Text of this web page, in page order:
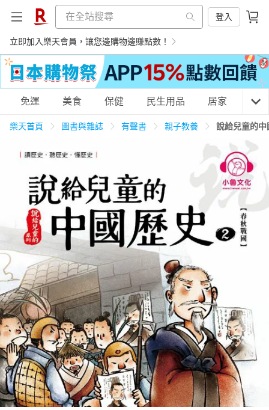
登入
立即加入樂天會員，讓您邊購物邊賺點數！
購物網分類
天天免運 美食蛋糕 民生用品
居家生活 3C家電 運動休閒 親子玩具
女裝 男裝 化妝保養
日本購物 電子/紙本書
HOT
免運 美食 保健 民生用品 居家 3C
樂天首頁 圖書與雜誌 有聲書 親子教養 說給兒童的